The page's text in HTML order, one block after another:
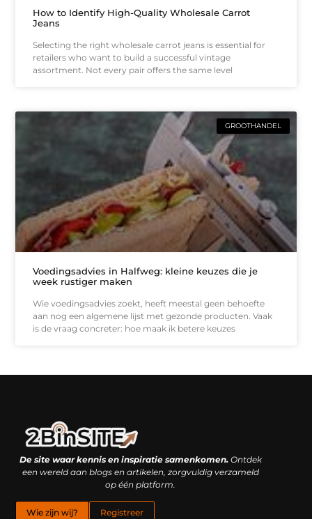
How to Identify High-Quality Wholesale Carrot
Jeans
Selecting the right wholesale carrot jeans is essential for
retailers who want to build a successful vintage
assortment. Not every pair offers the same level
GROOTHANDEL
Voedingsadvies in Halfweg: kleine keuzes die je
week rustiger maken
Wie voedingsadvies zoekt, heeft meestal geen behoefte
aan nog een algemene lijst met gezonde producten. Vaak
is de vraag concreter: hoe maak ik betere keuzes
De site waar kennis en inspiratie samenkomen.Ontdek
een wereld aan blogs en artikelen, zorgvuldig verzameld
op één platform.
Wie zijn wij? Registreer